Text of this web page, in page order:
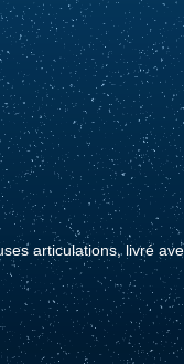
articulations, livré